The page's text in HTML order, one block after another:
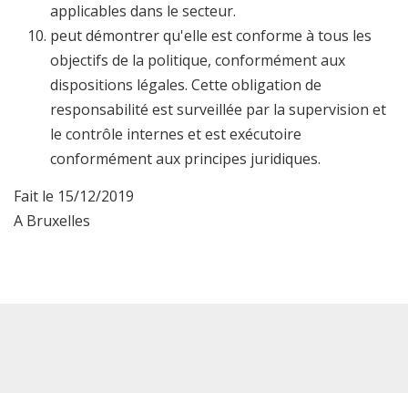
applicables dans le secteur.
peut démontrer qu'elle est conforme à tous les
objectifs de la politique, conformément aux
dispositions légales. Cette obligation de
responsabilité est surveillée par la supervision et
le contrôle internes et est exécutoire
conformément aux principes juridiques.
Fait le 15/12/2019
A Bruxelles